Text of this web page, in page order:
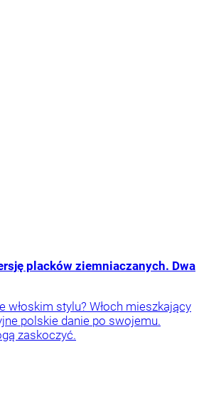
placków ziemniaczanych. Dwa
włoskim stylu? Włoch mieszkający
polskie danie po swojemu.
zaskoczyć.